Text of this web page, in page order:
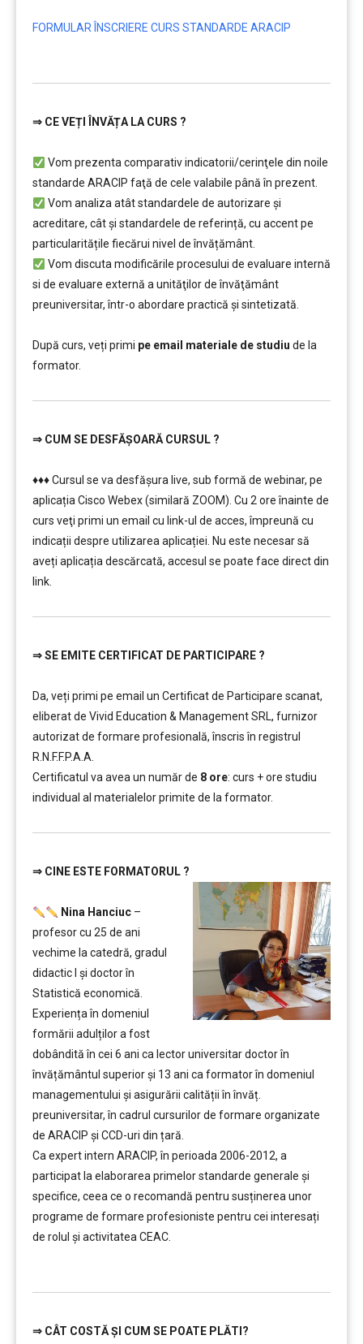
FORMULAR ÎNSCRIERE CURS STANDARDE ARACIP
⇒ CE VEȚI ÎNVĂȚA LA CURS ?
Vom prezenta comparativ indicatorii/cerinţele din noile
standarde ARACIP faţă de cele valabile până în prezent.
Vom analiza atât standardele de autorizare și
acreditare, cât și standardele de referință, cu accent pe
particularitățile fiecărui nivel de învățământ.
Vom discuta modificările procesului de evaluare internă
si de evaluare externă a unităţilor de învăţământ
preuniversitar, într-o abordare practică și sintetizată.
După curs, veți primi pe email materiale de studiu de la
formator.
⇒ CUM SE DESFĂȘOARĂ CURSUL ?
♦♦♦ Cursul se va desfășura live, sub formă de webinar, pe
aplicația Cisco Webex (similară ZOOM). Cu 2 ore înainte de
curs veţi primi un email cu link-ul de acces, împreună cu
indicații despre utilizarea aplicației. Nu este necesar să
aveți aplicația descărcată, accesul se poate face direct din
link.
⇒SE EMITE CERTIFICAT DE PARTICIPARE ?
Da, veți primi pe email un Certificat de Participare scanat,
eliberat de Vivid Education & Management SRL, furnizor
autorizat de formare profesională, înscris în registrul
R.N.F.F.P.A.A.
Certificatul va avea un număr de 8 ore: curs + ore studiu
individual al materialelor primite de la formator.
⇒ CINE ESTE FORMATORUL ?
Nina Hanciuc–
profesor cu 25 de ani
vechime la catedră, gradul
didactic I şi doctor în
Statistică economică.
Experiența în domeniul
formării adulților a fost
dobândită în cei 6 ani ca lector universitar doctor în
învățământul superior şi 13 ani ca formator în domeniul
managementului şi asigurării calității în învăț.
preuniversitar, în cadrul cursurilor de formare organizate
de ARACIP şi CCD-uri din țară.
Ca expert intern ARACIP, în perioada 2006-2012, a
participat la elaborarea primelor standarde generale şi
specifice, ceea ce o recomandă pentru susținerea unor
programe de formare profesioniste pentru cei interesați
de rolul şi activitatea CEAC.
⇒ CÂT COSTĂ ȘI CUM SE POATE PLĂTI?